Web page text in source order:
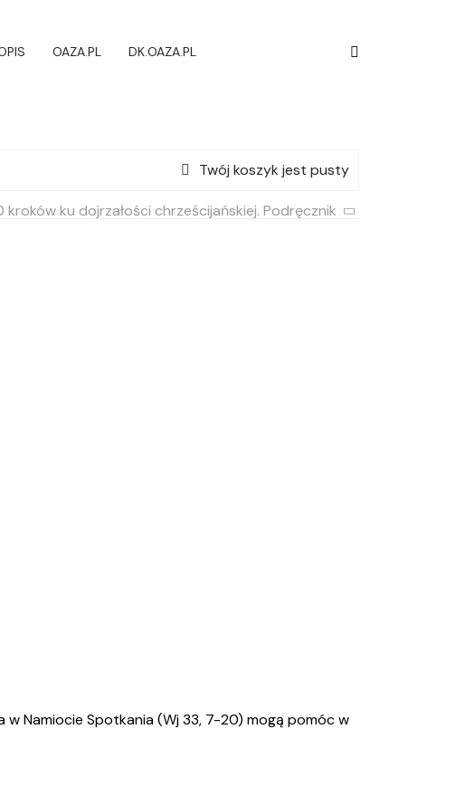
OAZA.PL DK.OAZA.PL
Twój koszyk jest pusty
kroków ku dojrzałości chrześcijańskiej. Podręcznik
Namiocie Spotkania (Wj 33, 7-20) mogą pomóc w